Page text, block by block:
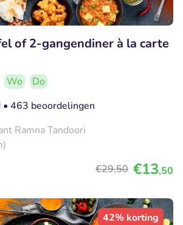
of 2-gangendiner à la carte
Wo
Do
• 463 beoordelingen
Ramna Tandoori
€29,50 €13,50
42% korting